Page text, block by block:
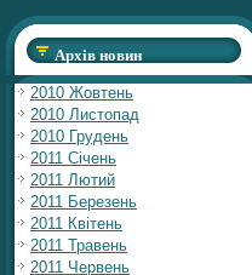
Архів новин
2010 Жовтень
2010 Листопад
2010 Грудень
2011 Січень
2011 Лютий
2011 Березень
2011 Квітень
2011 Травень
2011 Червень